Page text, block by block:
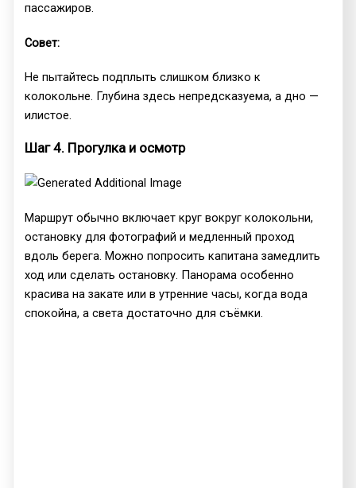
пассажиров.
Совет:
Не пытайтесь подплыть слишком близко к
колокольне. Глубина здесь непредсказуема, а дно —
илистое.
Шаг 4. Прогулка и осмотр
Маршрут обычно включает круг вокруг колокольни,
остановку для фотографий и медленный проход
вдоль берега. Можно попросить капитана замедлить
ход или сделать остановку. Панорама особенно
красива на закате или в утренние часы, когда вода
спокойна, а света достаточно для съёмки.